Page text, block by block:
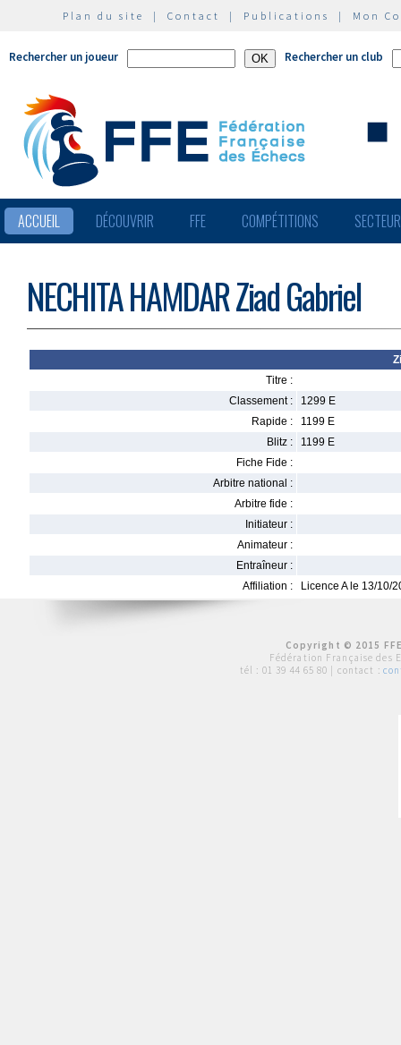
Plan du site | Contact | Publications | Mon
Rechercher un joueur Rechercher un club
ACCUEIL DÉCOUVRIR FFE COMPÉTITIONS
NECHITA HAMDAR Ziad Gabriel
Titre :
Classement :
1299 E
Rapide :
1199 E
Blitz :
1199 E
Fiche Fide :
Arbitre national :
Arbitre fide :
Initiateur :
Animateur :
Entraîneur :
Affiliation :
Licence A le 13/10/
Copyright © 2015
Fédération Française des
tél : 01 39 44 65 80 | contact :